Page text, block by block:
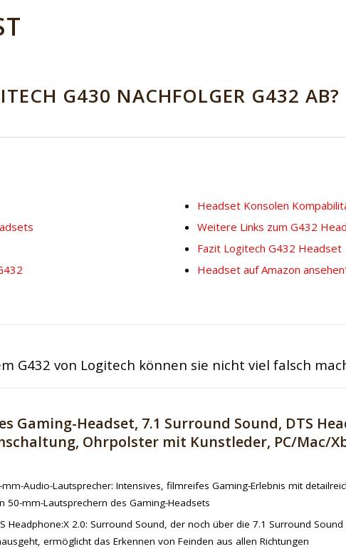
G430 NACHFOLGER G432 AB?
Headset Konsolen
Weitere Links zum G432
Fazit Logitech G432 Headset
Headset auf Amazon
G432 von Logitech können sie nicht viel falsch
Gaming-Headset, 7.1 Surround Sound, DTS
Ohrpolster mit Kunstleder, PC/Mac/
mm-Audio-Lautsprecher: Intensives, filmreifes Gaming-Erlebnis mit
50-mm-Lautsprechern des Gaming-Headsets
Headphone:X 2.0: Surround Sound, der noch über die 7.1 Surround Sound
ermöglicht das Erkennen von Feinden aus allen Richtungen